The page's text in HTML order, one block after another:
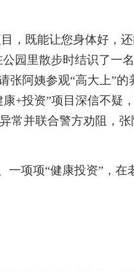
既能让您身体好，
园里散步时结识了一
张阿姨参观“高大上”
+投资”项目深信不疑
常并联合警方劝阻，
项项“健康投资”，在